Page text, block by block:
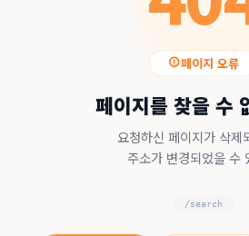
페이지 오류
페이지를 찾을 수
요청하신 페이지가 삭제
주소가 변경되었을 수
/search